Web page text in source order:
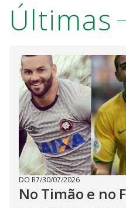
Últimas
DO R7/30/07/2026
No Timão e no